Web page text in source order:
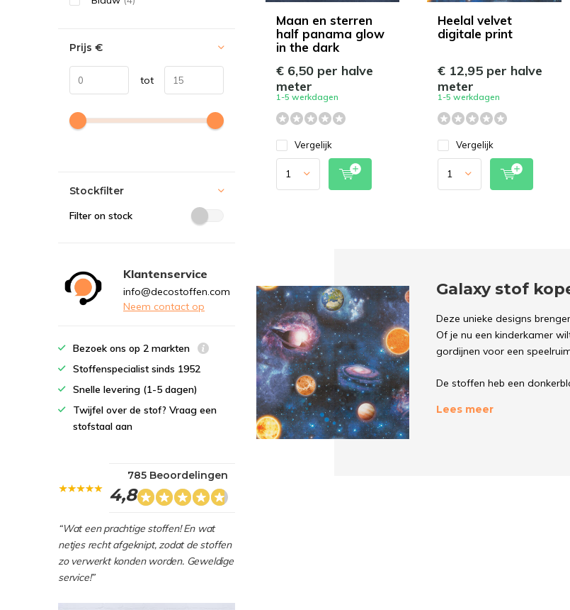
Maan en sterren
half panama glow
in the dark
€ 6,50 per halve
meter
1-5 werkdagen
Vergelijk
Heelal velvet
digitale print
€ 12,95 per halve
meter
1-5 werkdagen
Vergelijk
Galaxy stof
Deze unieke designs
Of je nu een kinderkamer
gordijnen voor een
De stoffen heb een
Lees meer
Prijs €
tot
Stockfilter
Filter on stock
Klantenservice
info@decostoffen.com
Neem contact op
Bezoek ons op 2 markten
Stoffenspecialist sinds 1952
Snelle levering (1-5 dagen)
Twijfel over de stof? Vraag een
stofstaal aan
4,8
785 Beoordelingen
“Wat een prachtige stoffen! En wat
netjes recht afgeknipt, zodat de stoffen
zo verwerkt konden worden. Geweldige
service!”